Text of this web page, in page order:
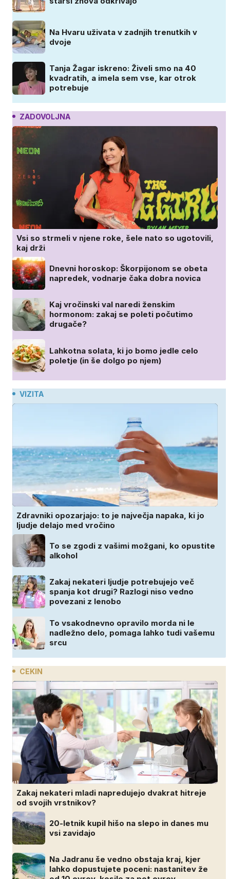
Na Hvaru uživata v zadnjih trenutkih v
dvoje
Tanja Žagar iskreno: Živeli smo na 40
kvadratih, a imela sem vse, kar otrok
potrebuje
ZADOVOLJNA
Vsi so strmeli v njene roke, šele nato so ugotovili,
kaj drži
Dnevni horoskop: Škorpijonom se obeta
napredek, vodnarje čaka dobra novica
Kaj vročinski val naredi ženskim
hormonom: zakaj se poleti počutimo
drugače?
Lahkotna solata, ki jo bomo jedle celo
poletje (in še dolgo po njem)
VIZITA
Zdravniki opozarjajo: to je največja napaka, ki jo
ljudje delajo med vročino
To se zgodi z vašimi možgani, ko opustite
alkohol
Zakaj nekateri ljudje potrebujejo več
spanja kot drugi? Razlogi niso vedno
povezani z lenobo
To vsakodnevno opravilo morda ni le
nadležno delo, pomaga lahko tudi vašemu
srcu
CEKIN
Zakaj nekateri mladi napredujejo dvakrat hitreje
od svojih vrstnikov?
20-letnik kupil hišo na slepo in danes mu
vsi zavidajo
Na Jadranu še vedno obstaja kraj, kjer
lahko dopustujete poceni: nastanitev že